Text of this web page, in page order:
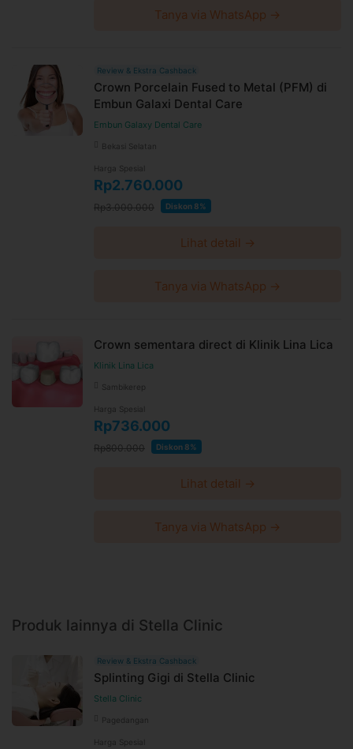
Tanya via WhatsApp →
Review & Ekstra Cashback
Crown Porcelain Fused to Metal (PFM) di
Embun Galaxi Dental Care
Embun Galaxy Dental Care
Bekasi Selatan
Harga Spesial
Rp2.760.000
Rp3.000.000 Diskon 8%
Lihat detail →
Tanya via WhatsApp →
Crown sementara direct di Klinik Lina Lica
Klinik Lina Lica
Sambikerep
Harga Spesial
Rp736.000
Rp800.000 Diskon 8%
Lihat detail →
Tanya via WhatsApp →
Produk lainnya di Stella Clinic
Review & Ekstra Cashback
Splinting Gigi di Stella Clinic
Stella Clinic
Pagedangan
Harga Spesial